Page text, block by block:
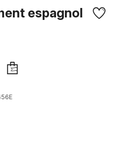
espagnol